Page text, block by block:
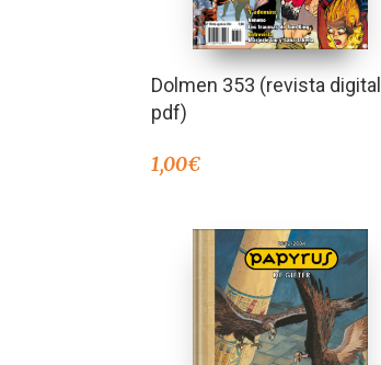
Dolmen 353 (revista digital
pdf)
1,00€